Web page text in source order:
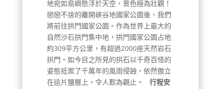
地宛如島嶼懸浮於天空，景色極為壯觀！
戀戀不捨的離開峽谷地國家公園後，我們
將前往拱門國家公園。作為世界上最大的
自然沙石拱門集中地，拱門國家公園占地
約309平方公里，有超過2000座天然岩石
拱門。如今目之所見的拱石以千奇百怪的
姿態抵禦了千萬年的風雨侵蝕，依然傲立
在這片鹽層上，令人歎為觀止。 行程安